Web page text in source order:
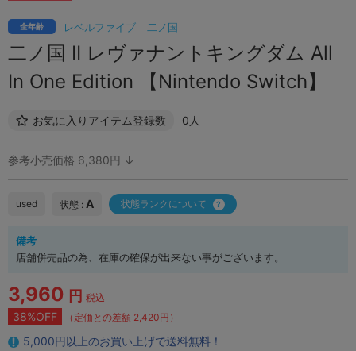
レベルファイブ 二ノ国
全年齢
二ノ国 II レヴァナントキングダム All
In One Edition 【Nintendo Switch】
お気に入りアイテム登録数 0人
参考小売価格 6,380円 ↓
used 状態 : A 状態ランクについて
備考
店舗併売品の為、在庫の確保が出来ない事がございます。
3,960 円 税込
38%OFF （定価との差額 2,420円）
5,000円以上のお買い上げで送料無料！